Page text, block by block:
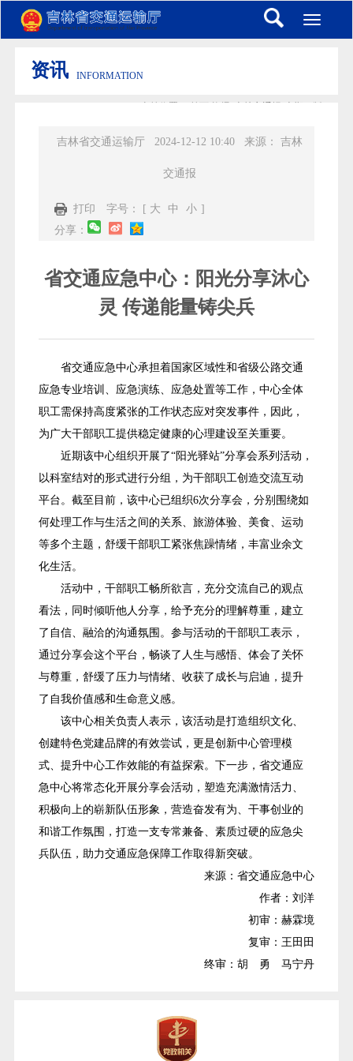
Toggle
资讯 INFORMATION
吉林省交通运输厅 2024-12-12 10:40 来源： 吉林
交通报
打印 字号： [ 大 中 小 ]
分享：
省交通应急中心：阳光分享沐心
灵 传递能量铸尖兵
省交通应急中心承担着国家区域性和省级公路交通
应急专业培训、应急演练、应急处置等工作，中心全体
职工需保持高度紧张的工作状态应对突发事件，因此，
为广大干部职工提供稳定健康的心理建设至关重要。
近期该中心组织开展了“阳光驿站”分享会系列活动，
以科室结对的形式进行分组，为干部职工创造交流互动
平台。截至目前，该中心已组织6次分享会，分别围绕如
何处理工作与生活之间的关系、旅游体验、美食、运动
等多个主题，舒缓干部职工紧张焦躁情绪，丰富业余文
化生活。
活动中，干部职工畅所欲言，充分交流自己的观点
看法，同时倾听他人分享，给予充分的理解尊重，建立
了自信、融洽的沟通氛围。参与活动的干部职工表示，
通过分享会这个平台，畅谈了人生与感悟、体会了关怀
与尊重，舒缓了压力与情绪、收获了成长与启迪，提升
了自我价值感和生命意义感。
该中心相关负责人表示，该活动是打造组织文化、
创建特色党建品牌的有效尝试，更是创新中心管理模
式、提升中心工作效能的有益探索。下一步，省交通应
急中心将常态化开展分享会活动，塑造充满激情活力、
积极向上的崭新队伍形象，营造奋发有为、干事创业的
和谐工作氛围，打造一支专常兼备、素质过硬的应急尖
兵队伍，助力交通应急保障工作取得新突破。
来源：省交通应急中心
作者：刘洋
初审：赫霖境
复审：王田田
终审：胡 勇 马宁丹